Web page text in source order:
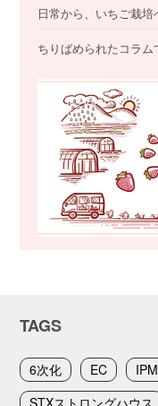
日常から、いちご栽
ちりばめられたコラム
TAGS
6次化 EC IPM
STXストロングハウス